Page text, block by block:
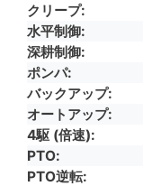
クリープ
水平制御
深耕制御
ポンパ
バックアップ
オートアップ
4駆 (倍速)
PTO
PTO逆転